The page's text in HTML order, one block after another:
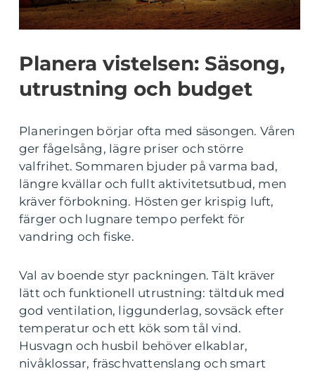
Planera vistelsen: Säsong,
utrustning och budget
Planeringen börjar ofta med säsongen. Våren
ger fågelsång, lägre priser och större
valfrihet. Sommaren bjuder på varma bad,
längre kvällar och fullt aktivitetsutbud, men
kräver förbokning. Hösten ger krispig luft,
färger och lugnare tempo perfekt för
vandring och fiske.
Val av boende styr packningen. Tält kräver
lätt och funktionell utrustning: tältduk med
god ventilation, liggunderlag, sovsäck efter
temperatur och ett kök som tål vind.
Husvagn och husbil behöver elkablar,
nivåklossar, fräschvattenslang och smart